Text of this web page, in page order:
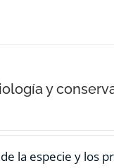
y
la especie y los